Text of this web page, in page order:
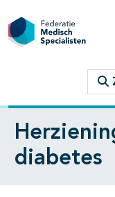
diabetes